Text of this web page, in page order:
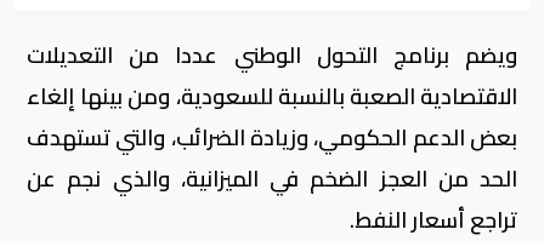
ويضم برنامج التحول الوطني عددا من التعديلات
الاقتصادية الصعبة بالنسبة للسعودية، ومن بينها إلغاء
بعض الدعم الحكومي، وزيادة الضرائب، والتي تستهدف
الحد من العجز الضخم في الميزانية، والذي نجم عن
تراجع أسعار النفط.